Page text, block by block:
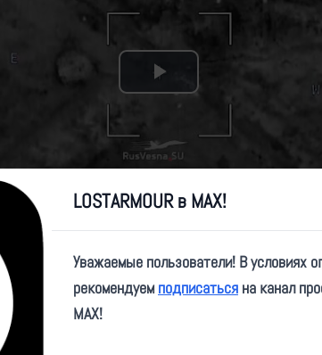
Play
Video
56742
LOSTARMOUR в MAX!
Уважаемые пользователи! В условиях
рекомендуем подписаться на канал
MAX!